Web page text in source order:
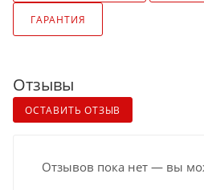
ГАРАНТИЯ
Отзывы
ОСТАВИТЬ ОТЗЫВ
Отзывов пока нет — вы